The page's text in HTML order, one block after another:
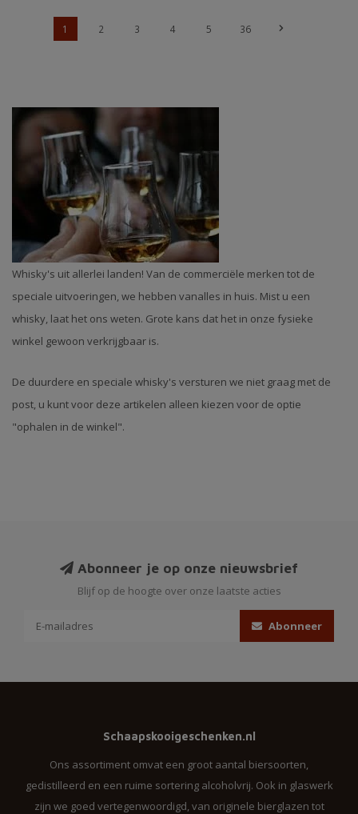
1 2 3 4 5 36
Whisky's uit allerlei landen! Van de commerciële merken tot de
speciale uitvoeringen, we hebben vanalles in huis. Mist u een
whisky, laat het ons weten. Grote kans dat het in onze fysieke
winkel gewoon verkrijgbaar is.
De duurdere en speciale whisky's versturen we niet graag met de
post, u kunt voor deze artikelen alleen kiezen voor de optie
"ophalen in de winkel".
Abonneer je op onze nieuwsbrief
Blijf op de hoogte over onze laatste acties
Abonneer
Schaapskooigeschenken.nl
Ons assortiment omvat een groot aantal biersoorten,
gedistilleerd en een ruime sortering alcoholvrij. Ook in glaswerk
zijn we goed vertegenwoordigd, van originele bierglazen tot